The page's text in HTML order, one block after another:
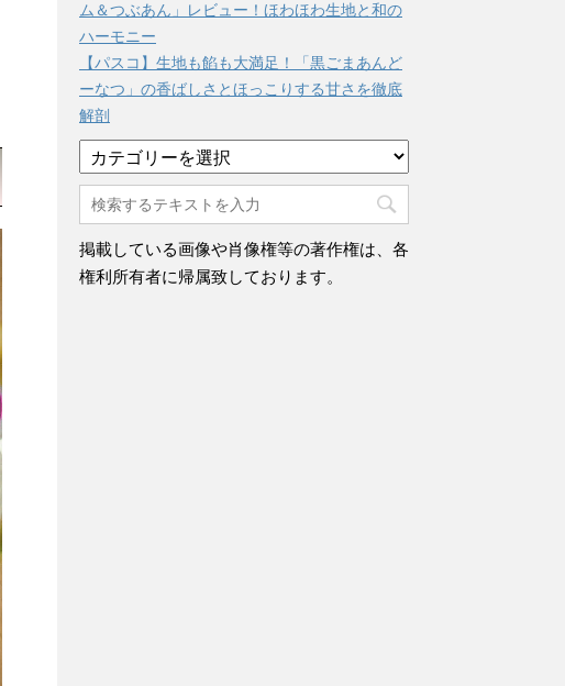
ム＆つぶあん」レビュー！ほわほわ生地と和の
ハーモニー
【パスコ】生地も餡も大満足！「黒ごまあんど
ーなつ」の香ばしさとほっこりする甘さを徹底
解剖
テ
ゴ
リ
ー
掲載している画像や肖像権等の著作権は、各
権利所有者に帰属致しております。